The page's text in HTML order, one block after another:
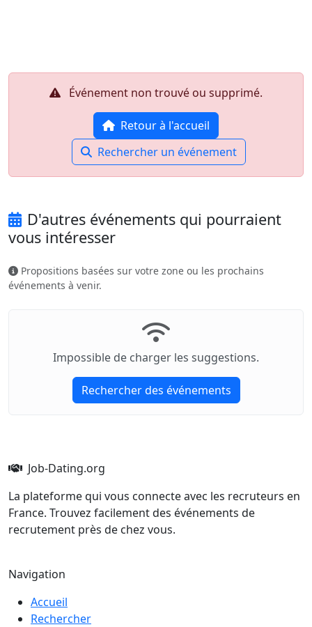
Événement non trouvé ou supprimé.
Retour à l'accueil
Rechercher un événement
D'autres événements qui pourraient
vous intéresser
Propositions basées sur votre zone ou les prochains
événements à venir.
Impossible de charger les suggestions.
Rechercher des événements
Job-Dating.org
La plateforme qui vous connecte avec les recruteurs en
France. Trouvez facilement des événements de
recrutement près de chez vous.
Navigation
Accueil
Rechercher